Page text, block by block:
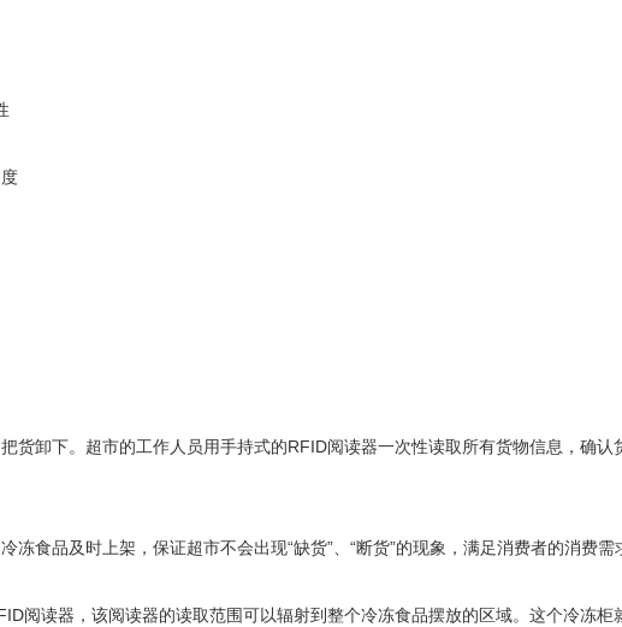
卸下。超市的工作人员用手持式的RFID阅读器一次性读取所有货物信息，确认
品及时上架，保证超市不会出现“缺货”、“断货”的现象，满足消费者的消费需
读器，该阅读器的读取范围可以辐射到整个冷冻食品摆放的区域。这个冷冻柜